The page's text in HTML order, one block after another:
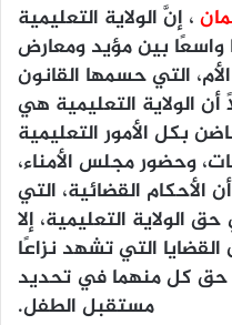
، إنَّ الولاية التعليمية
واسعًا بين مؤيد ومعارض
التي حسمها القانون
الولاية التعليمية هي
بكل الأمور التعليمية
وحضور مجلس الأمناء،
الأحكام القضائية، التي
الولاية التعليمية، إلا
التي تشهد نزاعًا
حق كل منهما في تحديد
مستقبل الطفل.